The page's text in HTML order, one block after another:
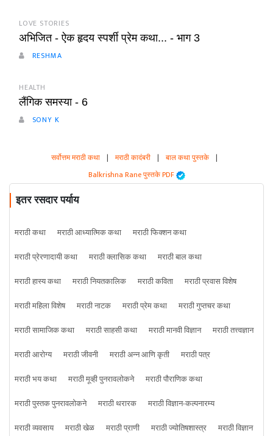
LOVE STORIES
अभिजित - ऐक हृदय स्पर्शी प्रेम कथा... - भाग 3
RESHMA
HEALTH
लैंगिक समस्या - 6
SONY K
सर्वोत्तम मराठी कथा | मराठी कादंबरी | बाल कथा पुस्तके |
Balkrishna Rane पुस्तके PDF
इतर रसदार पर्याय
मराठी कथा मराठी आध्यात्मिक कथा
मराठी फिक्शन कथा
मराठी प्रेरणादायी कथा
मराठी क्लासिक कथा
मराठी बाल कथा
मराठी हास्य कथा
मराठी नियतकालिक मराठी कविता
मराठी प्रवास विशेष
मराठी महिला विशेष
मराठी नाटक मराठी प्रेम कथा
मराठी गुप्तचर कथा
मराठी सामाजिक कथा
मराठी साहसी कथा मराठी मानवी विज्ञान
मराठी तत्त्वज्ञान
मराठी आरोग्य
मराठी जीवनी मराठी अन्न आणि कृती
मराठी पत्र
मराठी भय कथा
मराठी मूव्ही पुनरावलोकने
मराठी पौराणिक कथा
मराठी पुस्तक पुनरावलोकने
मराठी थरारक
मराठी विज्ञान-कल्पनारम्य
मराठी व्यवसाय
मराठी खेळ मराठी प्राणी मराठी ज्योतिषशास्त्र
मराठी विज्ञान